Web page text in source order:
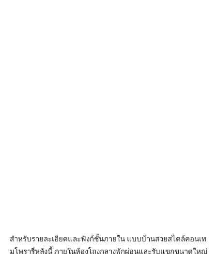
สำหรับรายละเอียดและฟังก์ชั้นภายใน แบบบ้านสวยสไตล์คอนเท
มโพรารี่หลังนี้ ภายในห้องโถงกลางพักผ่อนและรับแขกขนาดใหญ่